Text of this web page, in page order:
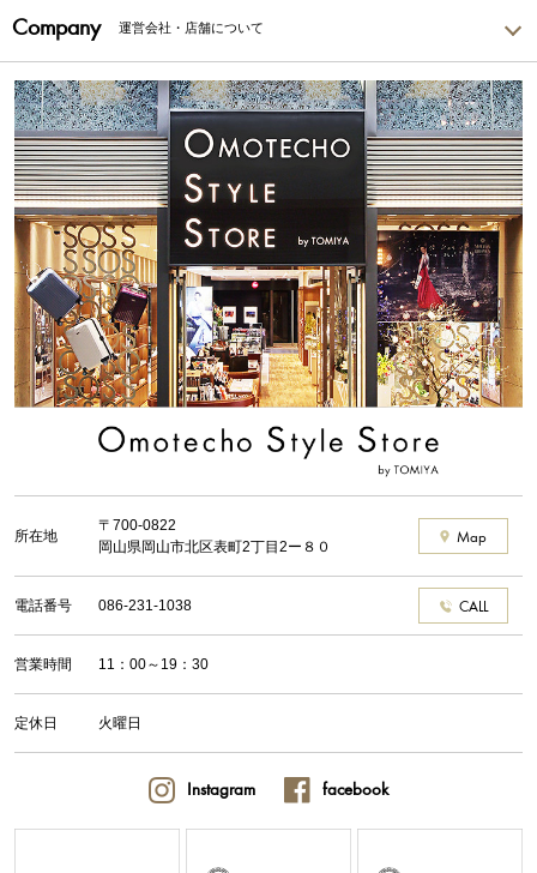
Company 運営会社・店舗について
所在地
〒700-0822
岡山県岡山市北区表町2丁目2ー８０
Map
電話番号 086-231-1038 CALL
営業時間 11：00～19：30
定休日 火曜日
Instagram facebook